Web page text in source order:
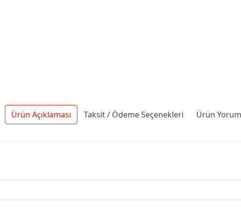
Ürün Açıklaması Taksit / Ödeme Seçenekleri Ürün